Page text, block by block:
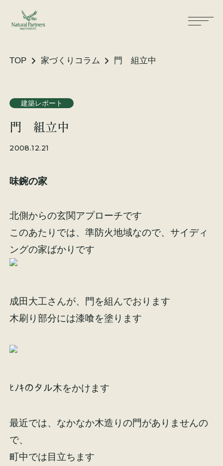
TOP 家づくりコラム 門 組立中
建築レポート
門 組立中
2008.12.21
味鋺の家
北側からの玄関アプローチです
このあたりでは、準防火地域なので、サイディ
ングの家ばかりです
成田大工さんが、門を組んでおります
木刷り部分には漆喰を塗ります
ﾋﾉｷのタル木をかけます
最近では、なかなか木造りの門がありませんの
で、
町中では目立ちます
大工が建てる家
気候風土適応住宅
性能・素材
リノベーション
スタッフ紹介
イベント情報